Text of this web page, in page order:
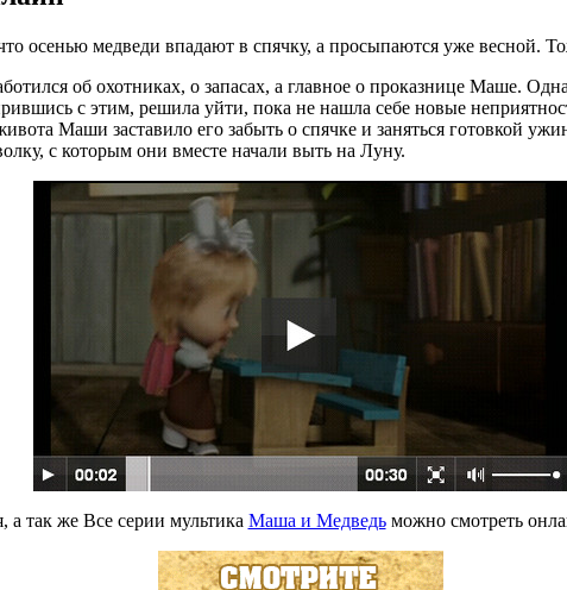
осенью медведи впадают в спячку, а просыпаются уже весной.
об охотниках, о запасах, а главное о проказнице Маше.
с этим, решила уйти, пока не нашла себе новые
Маши заставило его забыть о спячке и заняться
с которым они вместе начали выть на Луну.
так же Все серии мультика Маша и Медведьможно смотреть